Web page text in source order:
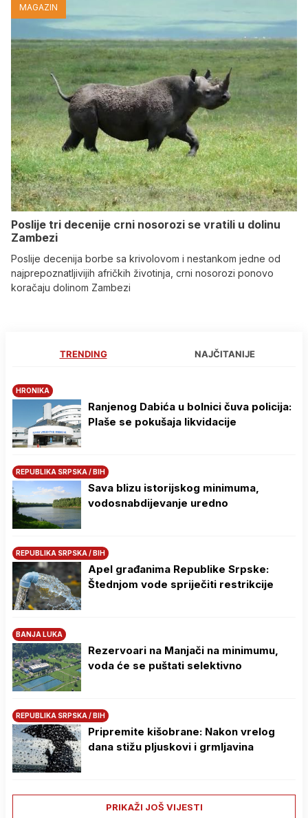
MAGAZIN
Poslije tri decenije crni nosorozi se vratili u dolinu
Zambezi
Poslije decenija borbe sa krivolovom i nestankom jedne od
najprepoznatljivijih afričkih životinja, crni nosorozi ponovo
koračaju dolinom Zambezi
TRENDING NAJČITANIJE
HRONIKA
Ranjenog Dabića u bolnici čuva policija:
Plaše se pokušaja likvidacije
REPUBLIKA SRPSKA / BIH
Sava blizu istorijskog minimuma,
vodosnabdijevanje uredno
REPUBLIKA SRPSKA / BIH
Apel građanima Republike Srpske:
Štednjom vode spriječiti restrikcije
BANJA LUKA
Rezervoari na Manjači na minimumu,
voda će se puštati selektivno
REPUBLIKA SRPSKA / BIH
Pripremite kišobrane: Nakon vrelog
dana stižu pljuskovi i grmljavina
PRIKAŽI JOŠ VIJESTI